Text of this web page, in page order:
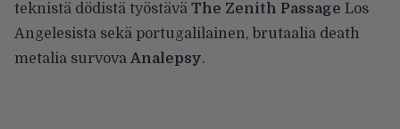
teknistä dödistä työstävä The Zenith Passage Los
Angelesista sekä portugalilainen, brutaalia death
metalia survova Analepsy.